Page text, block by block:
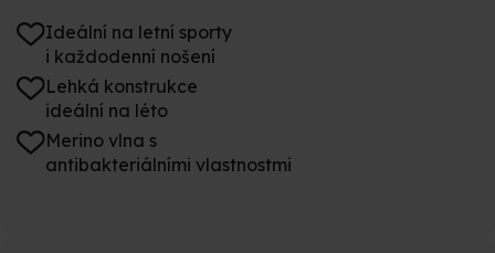
Ideální na letní sporty
i každodenní nošení
Lehká konstrukce
ideální na léto
Merino vlna s
antibakteriálními vlastnostmi